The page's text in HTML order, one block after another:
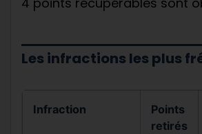
Les infractions les plus
Infraction
Points
retirés